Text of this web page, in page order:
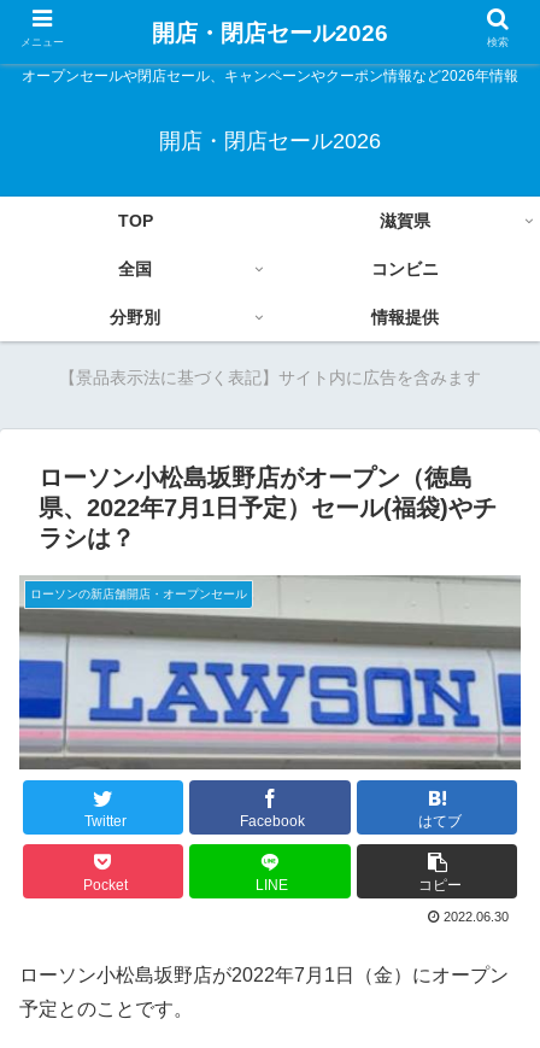
オープンセールや閉店セール、キャンペーンやクーポン情報など2026年情報
開店・閉店セール2026
TOP 滋賀県
全国 コンビニ
分野別 情報提供
【景品表示法に基づく表記】サイト内に広告を含みます
ローソン小松島坂野店がオープン（徳島
県、2022年7月1日予定）セール(福袋)やチ
ラシは？
ローソンの新店舗開店・オープンセール
Twitter Facebook はてブ
Pocket LINE コピー
2022.06.30
ローソン小松島坂野店が2022年7月1日（金）にオープン
予定とのことです。
メニュー 開店・閉店セール2026 検索